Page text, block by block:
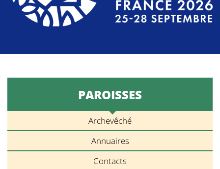
PAROISSES
Archevêché
Annuaires
Contacts